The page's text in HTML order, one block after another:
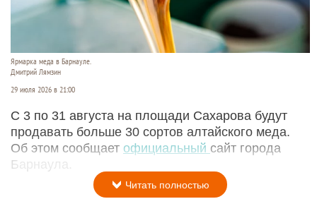
Ярмарка меда в Барнауле.
Дмитрий Лямзин
29 июля 2026 в 21:00
С 3 по 31 августа на площади Сахарова будут
продавать больше 30 сортов алтайского меда.
Об этом сообщает официальный сайт города
Барнаула.
Читать полностью